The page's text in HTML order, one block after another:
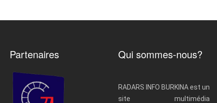
Partenaires Qui sommes-nous?
RADARS INFO BURKINA est un
site multimédia